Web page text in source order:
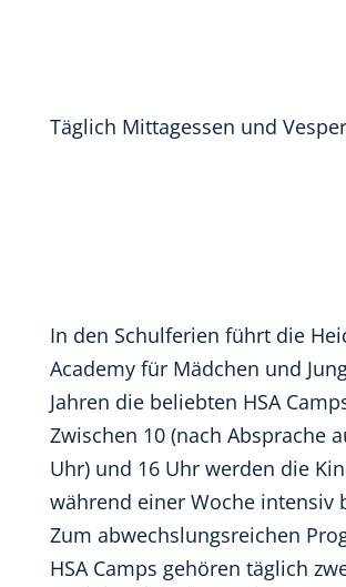
Täglich Mittagessen und
In den Schulferien führt die
Academy für Mädchen und
Jahren die beliebten HSA
Zwischen 10 (nach Absprache
Uhr) und 16 Uhr werden die
während einer Woche intensiv
Zum abwechslungsreichen
HSA Camps gehören täglich